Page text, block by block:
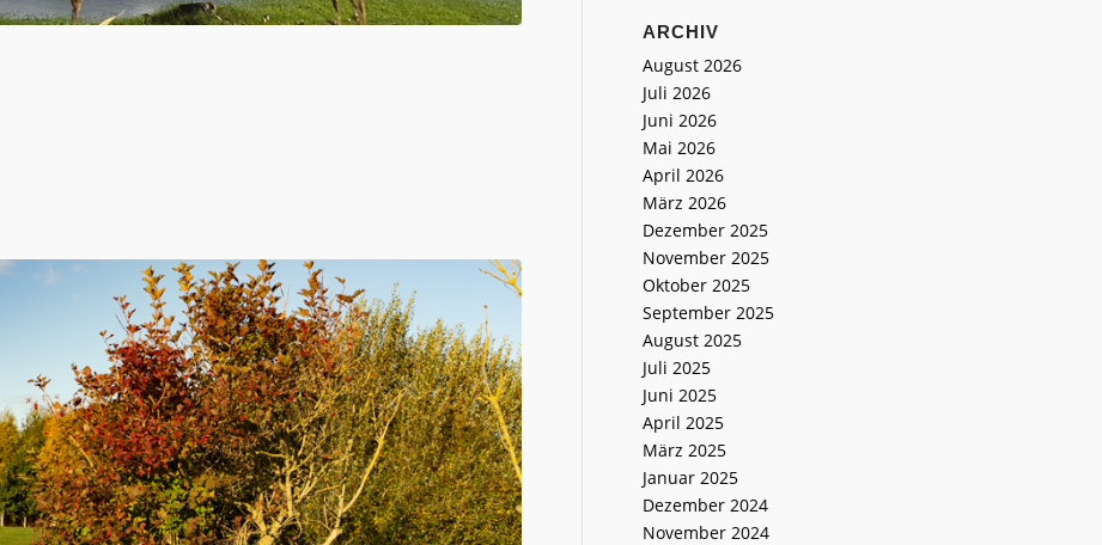
ARCHIV
August 2026
Juli 2026
Juni 2026
Mai 2026
April 2026
März 2026
Dezember 2025
November 2025
Oktober 2025
September 2025
August 2025
Juli 2025
Juni 2025
April 2025
März 2025
Januar 2025
Dezember 2024
November 2024